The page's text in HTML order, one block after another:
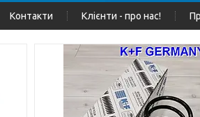
Контакти Клієнти - про нас!